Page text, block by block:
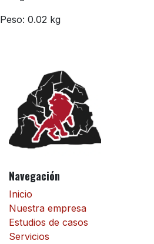
Peso: 0.02 kg
Navegación
Inicio
Nuestra empresa
Estudios de casos
Servicios